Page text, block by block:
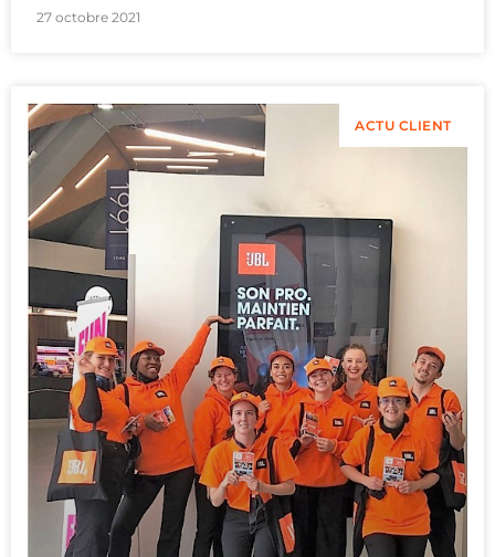
27 octobre 2021
ACTU CLIENT